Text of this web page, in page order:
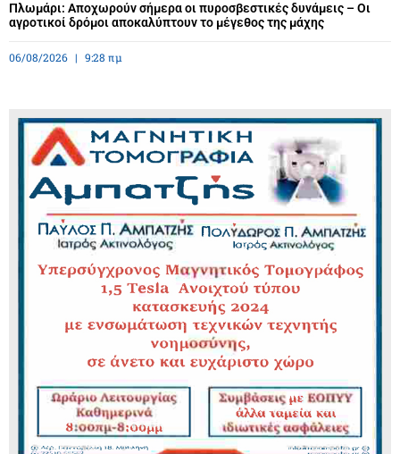
Πλωμάρι: Αποχωρούν σήμερα οι πυροσβεστικές δυνάμεις – Οι
αγροτικοί δρόμοι αποκαλύπτουν το μέγεθος της μάχης
06/08/2026 9:28 πμ